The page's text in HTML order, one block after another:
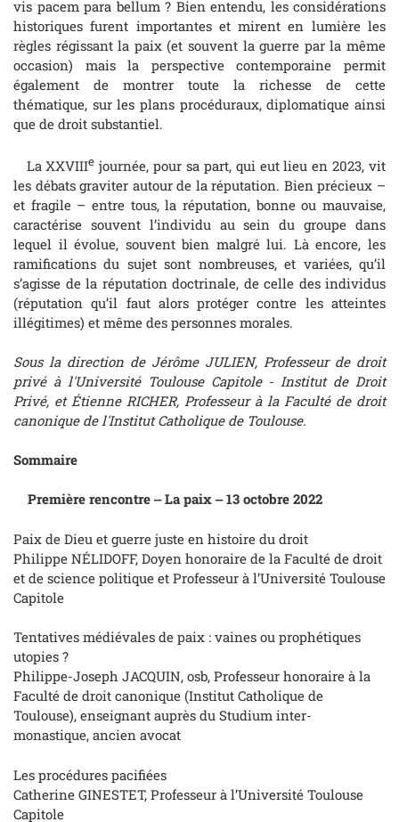
vis pacem para bellum ? Bien entendu, les considérations
historiques furent importantes et mirent en lumière les
règles régissant la paix (et souvent la guerre par la même
occasion) mais la perspective contemporaine permit
également de montrer toute la richesse de cette
thématique, sur les plans procéduraux, diplomatique ainsi
que de droit substantiel.
La XXVIIIe journée, pour sa part, qui eut lieu en 2023, vit
les débats graviter autour de la réputation. Bien précieux –
et fragile – entre tous, la réputation, bonne ou mauvaise,
caractérise souvent l’individu au sein du groupe dans
lequel il évolue, souvent bien malgré lui. Là encore, les
ramifications du sujet sont nombreuses, et variées, qu’il
s’agisse de la réputation doctrinale, de celle des individus
(réputation qu’il faut alors protéger contre les atteintes
illégitimes) et même des personnes morales.
Sous la direction de Jérôme JULIEN, Professeur de droit
privé à l'Université Toulouse Capitole - Institut de Droit
Privé, et Étienne RICHER, Professeur à la Faculté de droit
canonique de l'Institut Catholique de Toulouse.
Sommaire
Première rencontre ‒ La paix ‒ 13 octobre 2022
Paix de Dieu et guerre juste en histoire du droit
Philippe NÉLIDOFF, Doyen honoraire de la Faculté de droit
et de science politique et Professeur à l’Université Toulouse
Capitole
Tentatives médiévales de paix : vaines ou prophétiques
utopies ?
Philippe-Joseph JACQUIN, osb, Professeur honoraire à la
Faculté de droit canonique (Institut Catholique de
Toulouse), enseignant auprès du Studium inter-
monastique, ancien avocat
Les procédures pacifiées
Catherine GINESTET, Professeur à l’Université Toulouse
Capitole